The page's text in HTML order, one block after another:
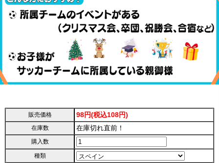
販売価格 98円(税込108円)
在庫数 在庫切れ直前！
購入数
種類